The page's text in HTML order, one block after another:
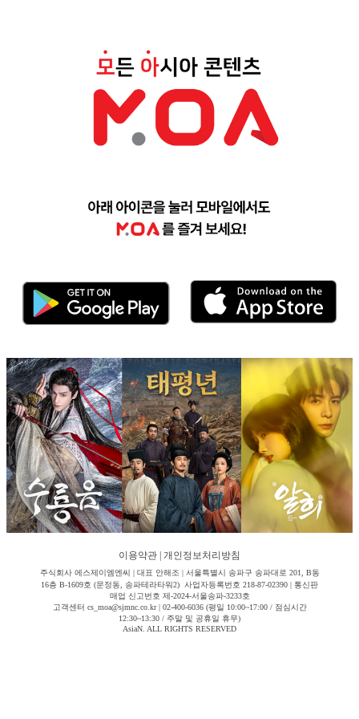
이용약관 개인정보처리방침
주식회사 에스제이엠엔씨 | 대표 안해조 | 서울특별시 송파구 송파대로 201, B동
16층 B-1609호 (문정동, 송파테라타워2) 사업자등록번호 218-87-02390 | 통신판
매업 신고번호 제-2024-서울송파-3233호
고객센터 cs_moa@sjmnc.co.kr | 02-400-6036 (평일 10:00~17:00 / 점심시간
12:30~13:30 / 주말 및 공휴일 휴무)
AsiaN. ALL RIGHTS RESERVED